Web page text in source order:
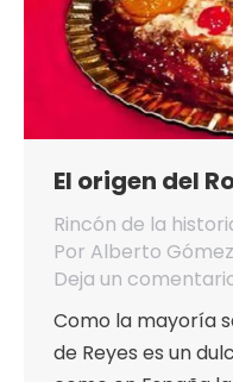
El origen del
Rincón de la
Por Alberto
Deja un
Como la mayoría
de Reyes es un